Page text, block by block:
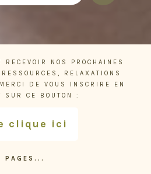
PAGES...
NOS PROCHAINES
RELAXATIONS
DE VOUS INSCRIRE EN
SUR CE BOUTON :
clique ici